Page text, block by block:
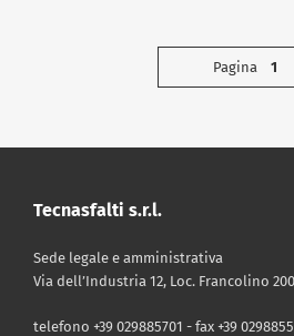
Pagina 1
Tecnasfalti s.r.l.
Sede legale e amministrativa
Via dell’Industria 12, Loc. Francolino
telefono +39 029885701 - fax +39